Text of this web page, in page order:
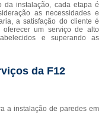
da instalação, cada etapa é
as necessidades e
a satisfação do cliente é
um serviço de alto
e superando as
da F12
a instalação de paredes em